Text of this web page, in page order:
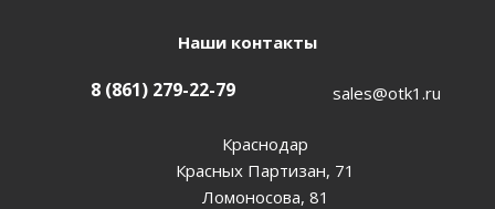
Наши контакты
8 (861) 279-22-79 sales@otk1.ru
Краснодар
Красных Партизан, 71
Ломоносова, 81